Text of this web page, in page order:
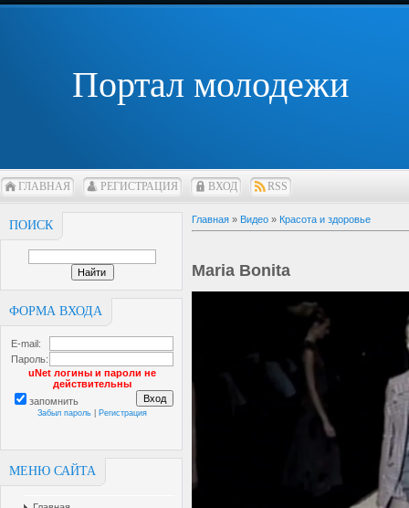
Портал молодежи
ГЛАВНАЯ РЕГИСТРАЦИЯ ВХОД RSS
ПОИСК
ФОРМА ВХОДА
E-mail:
Пароль:
uNet логины и пароли не
действительны
запомнить
Забыл пароль Регистрация
МЕНЮ САЙТА
Главная » Видео » Красота и здоровье
Maria Bonita